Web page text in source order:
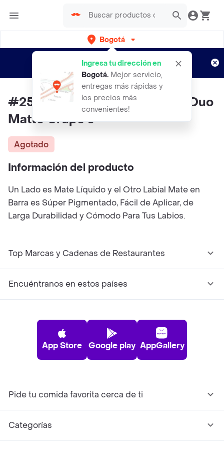
Bogotá
Ingresa tu dirección en
Bogotá. Mejor servicio,
entregas más rápidas y
los precios más
convenientes!
envíos gratis por semanas
Aplican TyC
#254 Ruby Rose Labial Batom Duo
Matte Grupo 3
Agotado
Información del producto
Un Lado es Mate Líquido y el Otro Labial Mate en
Barra es Súper Pigmentado, Fácil de Aplicar, de
Larga Durabilidad y Cómodo Para Tus Labios.
Top Marcas y Cadenas de Restaurantes
Encuéntranos en estos países
App Store Google play AppGallery
Pide tu comida favorita cerca de ti
Categorías